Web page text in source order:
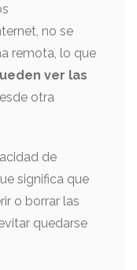
no se
remota, lo que
ver las
otra
de
significa que
o borrar las
quedarse